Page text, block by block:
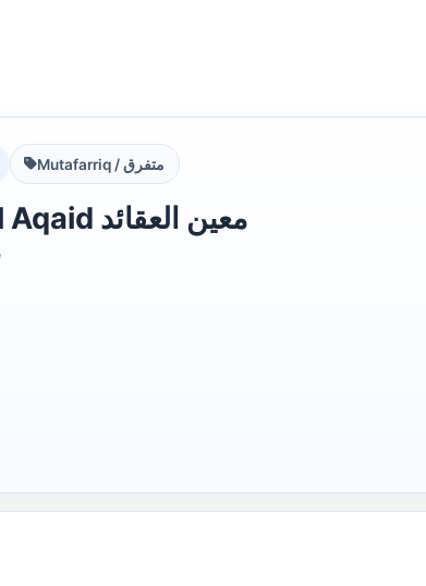
Mutafarriq / متفرق
Moeen ul Aqaid معین العقائد